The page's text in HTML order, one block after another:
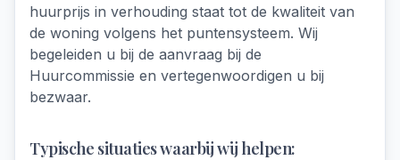
huurprijs in verhouding staat tot de kwaliteit van
de woning volgens het puntensysteem. Wij
begeleiden u bij de aanvraag bij de
Huurcommissie en vertegenwoordigen u bij
bezwaar.
Typische situaties waarbij wij helpen: